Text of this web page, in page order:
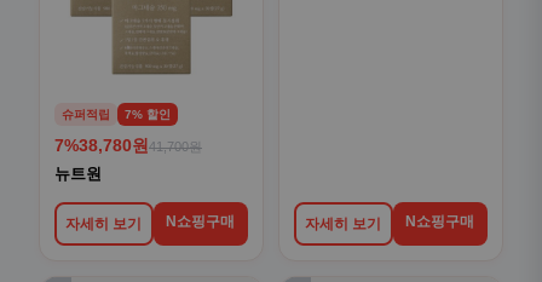
슈퍼적립 7% 할인
7%38,780원 41,700원
뉴트원
자세히 보기 N쇼핑구매 자세히 보기 N쇼핑구매